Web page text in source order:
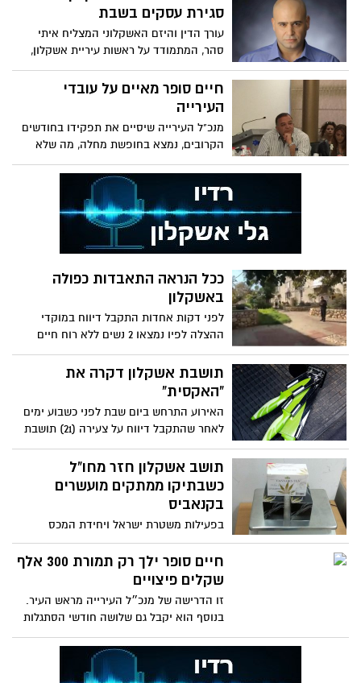
אמה להתערב. כתבתו של תמיר סטיימן, כפי
ששודרה אמש בערוץ 2
סגירת עסקים בשבת
עורך הדין והיזם האשקלוני המצליח איתי
סהר, המתמודד על ראשות עיריית אשקלון,
שלח הבוקר (ב') מכתב לראש עיריית אשקלון
בפועל תומר גלאם ובו קרא לו למנוע סגירת
עסקים בשבת. סהר כתב לגלאם:
חיים סופר מאיים על עובדי
העירייה
מנכ"ל העירייה שיסיים את תפקידו בחודשים
הקרובים, נמצא בחופשת מחלה, מה שלא
מונע ממנו להוציא הנחיות לעובדי העירייה
"הוראות ינתנו על ידי ראש העיר בפועל, תומר
גלאם בלבד" כותב המנכ"ל במכתבו
ככל הנראה התאבדות כפולה
באשקלון
לפני דקות אחדות התקבל דיווח במוקדי
ההצלה לפיו נמצאו 2 נשים ללא רוח חיים
כבנות 50 בשכונת אפרים צור באשקלון
תושבת אשקלון דקרה את
"האקסית"
האירוע התרחש ביום שבת לפני כשבוע ימים
לאחר שהתקבל דיווח על צעירה (21) תושבת
קריית גת שפונתה לטיפול רפואי לאחר
שנדקרה בפלג גופה העליון
תושב אשקלון חזר מחו"ל
כשבתיקו ממתקים מועשרים
בקנאביס
בפעילות משטרת ישראל ויחידת המכס
בנתב"ג, עוכב הלילה ישראלי, בן 31 מאשקלון,
בחשד שהבריח בתיקו מוצרי מזון המכילים
קנאביס
חיים סופר ילך רק תמורת 300 אלף
שקלים פיצויים
זו הדרישה של מנכ״ל העירייה מראש העיר.
בנוסף הוא יקבל גם שלושה חודשי הסתגלות
וימי מחלה כנדרש למחלתו. מה נשאר לרמי
סופר? להכין את עצמו לבחירות הבאות מחוץ
למשרדי העירייה